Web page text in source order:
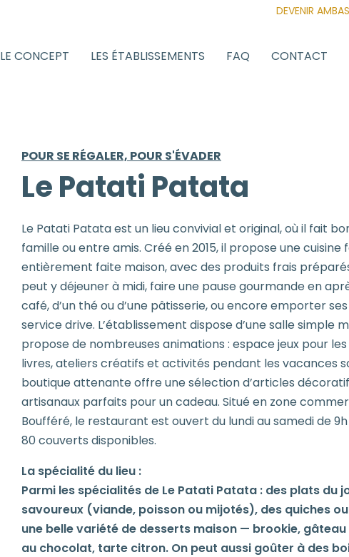
DEVENIR
LE CONCEPT LES ÉTABLISSEMENTS FAQ CONTACT
POUR SE RÉGALER, POUR S'ÉVADER
Le Patati Patata
Le Patati Patata est un lieu convivial et original, où il fait
famille ou entre amis. Créé en 2015, il propose une cuisine
entièrement faite maison, avec des produits frais
peut y déjeuner à midi, faire une pause gourmande en
café, d’un thé ou d’une pâtisserie, ou encore emporter
service drive. L’établissement dispose d’une salle simple
propose de nombreuses animations : espace jeux pour
livres, ateliers créatifs et activités pendant les vacances
boutique attenante offre une sélection d’articles
artisanaux parfaits pour un cadeau. Situé en zone
Boufféré, le restaurant est ouvert du lundi au samedi de
80 couverts disponibles.
La spécialité du lieu :
Parmi les spécialités de Le Patati Patata : des plats du
savoureux (viande, poisson ou mijotés), des quiches
une belle variété de desserts maison — brookie,
au chocolat, tarte citron. On peut aussi goûter à des